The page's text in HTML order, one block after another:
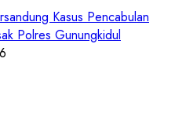
Kasus Pencabulan
Polres Gunungkidul